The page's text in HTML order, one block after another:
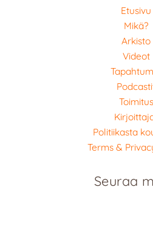
Etusivu
Mikä?
Arkisto
Videot
Toimitus
Politiikasta
Terms &
Seuraa